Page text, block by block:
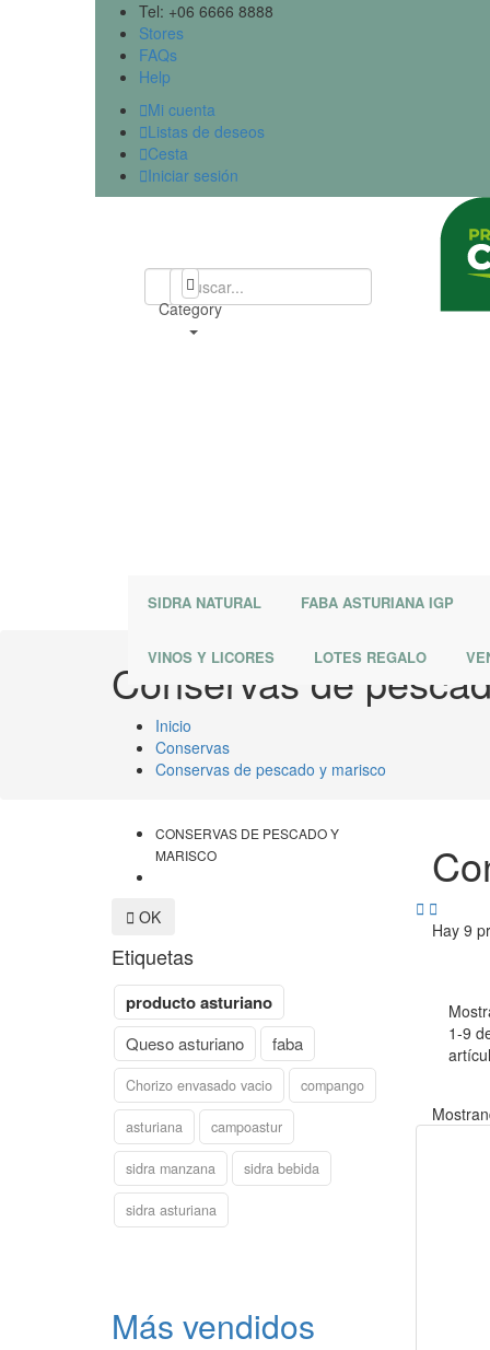
Tel: +06 6666 8888
Stores
FAQs
Help
Mi cuenta
Listas de deseos
Cesta
Iniciar sesión
All
Category
SIDRA NATURAL FABA ASTURIANA IGP
VINOS Y LICORES LOTES REGALO
Conservas de
Inicio
Conservas
Conservas de pescado y marisco
CONSERVAS DE PESCADO Y
MARISCO
 OK
Etiquetas
producto asturiano
Queso asturiano faba
Chorizo envasado vacio compango
asturiana campoastur
sidra manzana sidra bebida
sidra asturiana
Más vendidos
 
Hay 9
1-9